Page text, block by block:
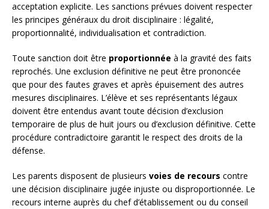
acceptation explicite. Les sanctions prévues doivent respecter
les principes généraux du droit disciplinaire : légalité,
proportionnalité, individualisation et contradiction.
Toute sanction doit être proportionnée à la gravité des faits
reprochés. Une exclusion définitive ne peut être prononcée
que pour des fautes graves et après épuisement des autres
mesures disciplinaires. L’élève et ses représentants légaux
doivent être entendus avant toute décision d’exclusion
temporaire de plus de huit jours ou d’exclusion définitive. Cette
procédure contradictoire garantit le respect des droits de la
défense.
Les parents disposent de plusieurs voies de recours contre
une décision disciplinaire jugée injuste ou disproportionnée. Le
recours interne auprès du chef d’établissement ou du conseil